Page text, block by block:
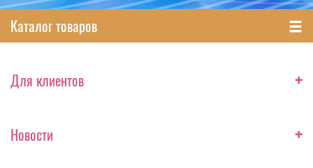
Каталог товаров
Для клиентов +
Новости +